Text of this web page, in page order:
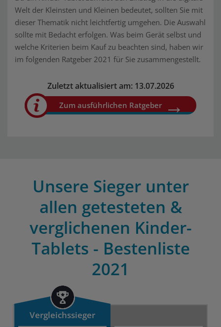
Welt der Kleinsten und Kleinen bedeutet, sollten Sie mit
dieser Thematik nicht leichtfertig umgehen. Die Auswahl
sollte mit Bedacht erfolgen. Was beim Gerät selbst und
welche Kriterien beim Kauf zu beachten sind, haben wir
im folgenden Ratgeber 2021 für Sie zusammengestellt.
Zuletzt aktualisiert am: 13.07.2026
Zum ausführlichen Ratgeber
Unsere Sieger unter
allen getesteten &
verglichenen Kinder-
Tablets - Bestenliste
2021
Vergleichssieger